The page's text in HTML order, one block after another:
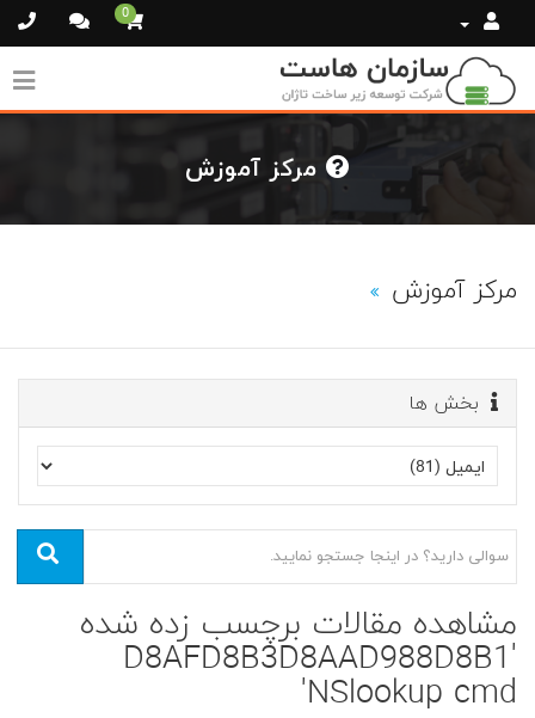
0
مرکز آموزش
بخش ها
مشاهده مقالات برچسب زده شده
'D8AFD8B3D8AAD988D8B1
NSlookup cmd'